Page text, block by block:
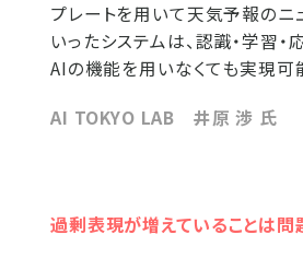
プレートを用いて天気予報のニ
いったシステムは、認識・学習・
AIの機能を用いなくても実現可
AI TOKYO LAB 井原 渉 氏
過剰表現が増えていることは問